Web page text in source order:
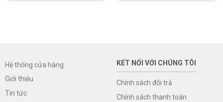
Hệ thống cửa hàng
Giới thiệu
Tin tức
KẾT NỐI VỚI CHÚNG TÔI
Chính sách đổi trả
Chính sách thanh toán